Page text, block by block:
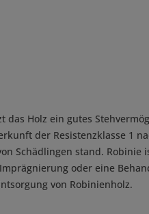
Holz ein gutes
der Resistenzklasse 1
Schädlingen stand. Robinie
oder eine
von Robinienholz.